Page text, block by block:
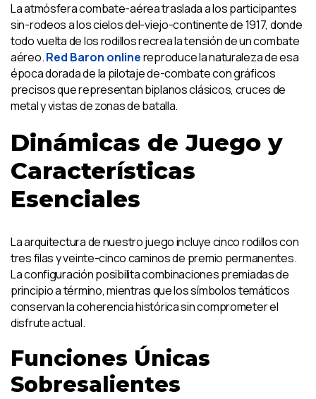
La atmósfera combate-aérea traslada a los participantes
sin-rodeos a los cielos del-viejo-continente de 1917, donde
todo vuelta de los rodillos recrea la tensión de un combate
aéreo.Red Baron onlinereproduce la naturaleza de esa
época dorada de la pilotaje de-combate con gráficos
precisos que representan biplanos clásicos, cruces de
metal y vistas de zonas de batalla.
Dinámicas de Juego y
Características
Esenciales
La arquitectura de nuestro juego incluye cinco rodillos con
tres filas y veinte-cinco caminos de premio permanentes.
La configuración posibilita combinaciones premiadas de
principio a término, mientras que los símbolos temáticos
conservan la coherencia histórica sin comprometer el
disfrute actual.
Funciones Únicas
Sobresalientes